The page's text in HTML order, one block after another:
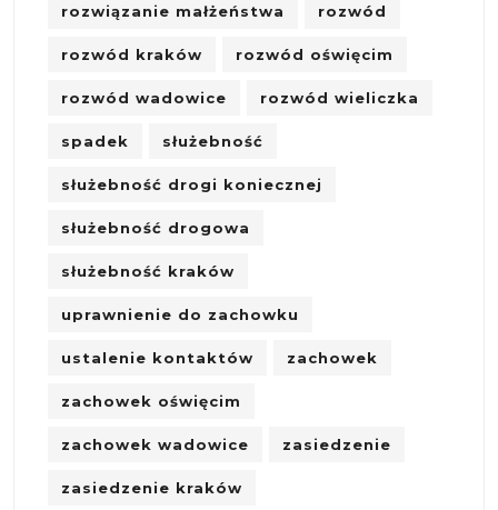
rozwiązanie małżeństwa rozwód
rozwód kraków rozwód oświęcim
rozwód wadowice rozwód wieliczka
spadek służebność
służebność drogi koniecznej
służebność drogowa
służebność kraków
uprawnienie do zachowku
ustalenie kontaktów zachowek
zachowek oświęcim
zachowek wadowice zasiedzenie
zasiedzenie kraków